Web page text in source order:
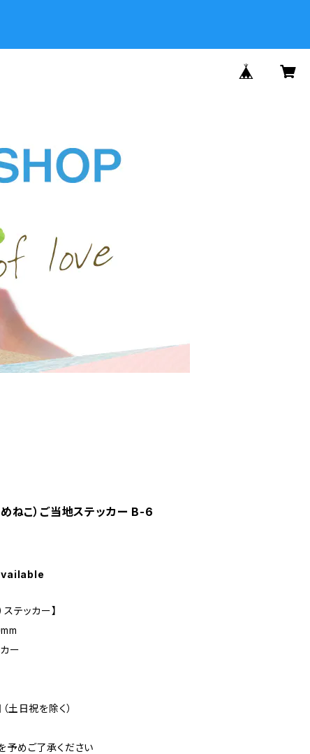
ねこ）ご当地ステッカー B-6
テッカー】
ー
土日祝を除く）
予めご了承ください